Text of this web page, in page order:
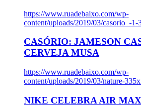
https://www.ruadebaixo.com/wp-
content/uploads/2019/03/casorio_-
CASÓRIO: JAMESON
CERVEJA MUSA
https://www.ruadebaixo.com/wp-
content/uploads/2019/03/nature-
NIKE CELEBRA AIR